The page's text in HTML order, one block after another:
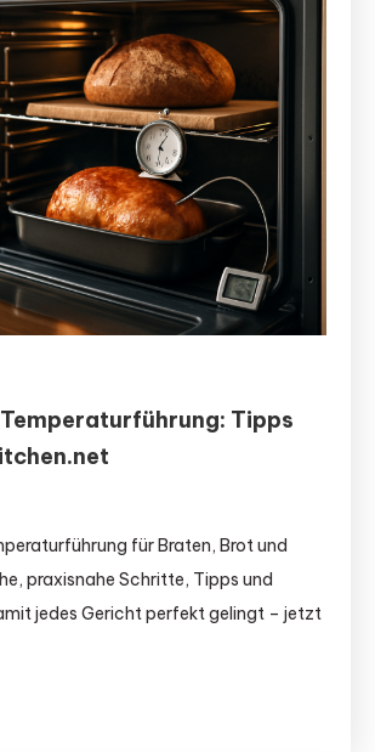
Tipps
für Braten, Brot und
praxisnahe Schritte, Tipps und
jedes Gericht perfekt gelingt – jetzt